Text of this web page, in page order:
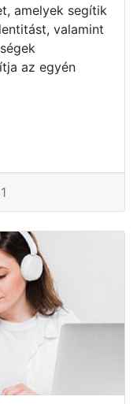
amelyek segítik
valamint
az egyén